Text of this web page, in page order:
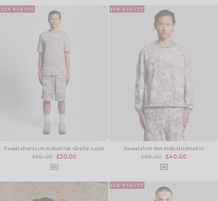
50% RABATT
Sweatshorts im Industrial-Grafik-Look
£60.00 £30.00
50% RABATT
Sweatshirt mit Industriemotiv
£80.00 £40.00
50% RABATT